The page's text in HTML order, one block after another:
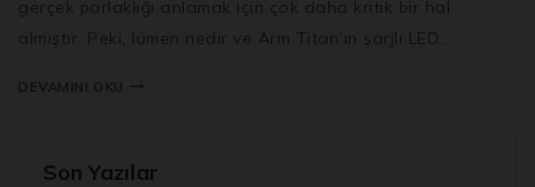
Son Yazılar